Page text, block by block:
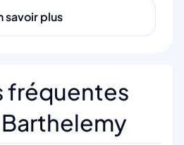
savoir plus
fréquentes